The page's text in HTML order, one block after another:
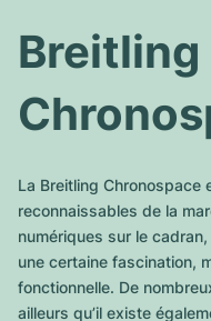
Modèles les plus vendus
Omega
Tous les modèles Omega
Modèles les plus vendus
Patek Philippe
Tous les modèles Patek
Modèles les plus vendus
Tous les modèles
Cartier
Breitling
Montres d'occasion
Vendre une montre
Tiffany
Louis Vuitton
Van Cleef & Arpels
Bvlgari
Nouveautés
Sale
Breitling
La Breitling Chronospace
reconnaissables de la
numériques sur le
une certaine fascination,
fonctionnelle. De
ailleurs qu’il existe